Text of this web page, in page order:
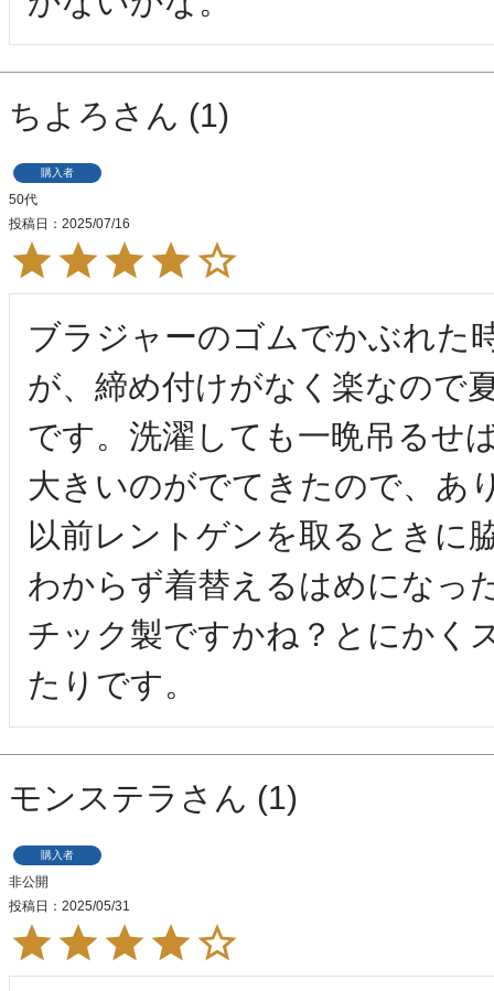
ちよろ 1
購入者
50代
投稿日
2025/07/16
ブラジャーのゴムでかぶれた
が、締め付けがなく楽なので
です。洗濯しても一晩吊るせ
大きいのがでてきたので、あ
以前レントゲンを取るときに
わからず着替えるはめになっ
チック製ですかね？とにかく
たりです。
モンステラ 1
購入者
非公開
投稿日
2025/05/31